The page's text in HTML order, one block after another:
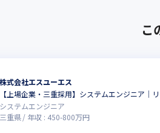
こ
株式会社エスユーエス
【上場企業・三重採用】システムエンジニア
システムエンジニア
三重県
年収 : 450-800万円